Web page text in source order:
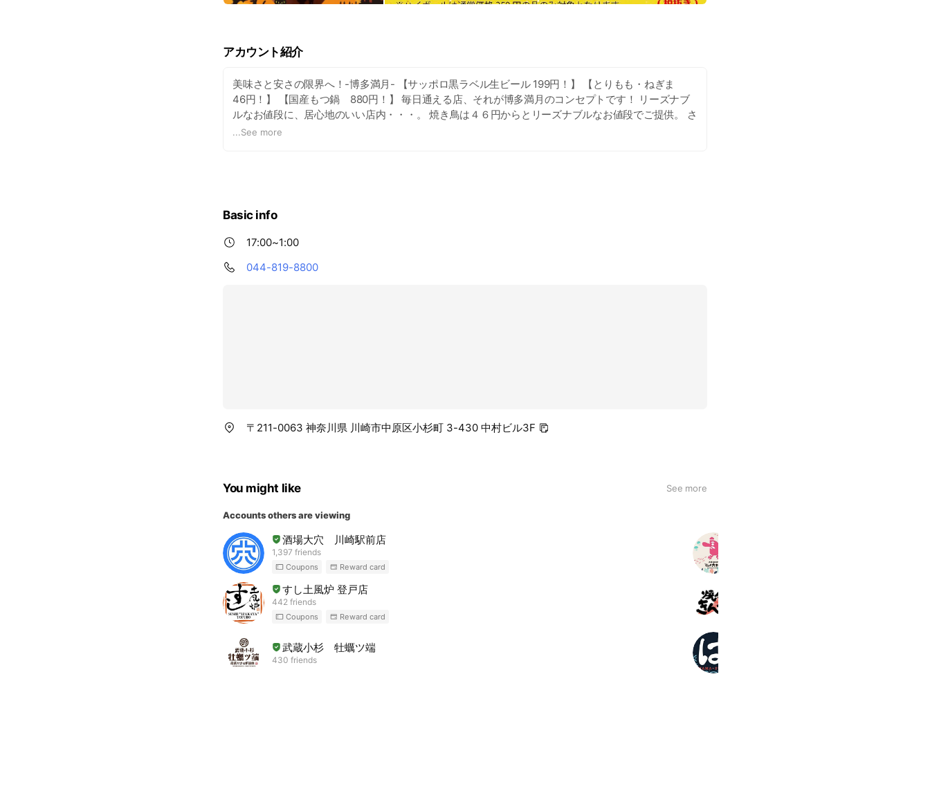
アカウント紹介
美味さと安さの限界へ！-博多満月- 【サッポロ黒ラベル生ビール 199円！】 【とりもも・ねぎま
46円！】 【国産もつ鍋 880円！】 毎日通える店、それが博多満月のコンセプトです！ リーズナブ
ルなお値段に、居心地のいい店内・・・。 焼き鳥は４６円からとリーズナブルなお値段でご提供。 さ
らにビールが１９９円！ こだわりの厳選素材を使ったもつ鍋は味噌・しょうゆ・塩の３種類から お好
...See more
Basic info
17:00~1:00
044-819-8800
〒211-0063 神奈川県 川崎市中原区小杉町 3-430 中村ビル3F
You might like See more
Accounts others are viewing
酒場大穴 川崎駅前店
1,397 friends
Coupons Reward card
すし土風炉 登戸店
442 friends
Coupons Reward card
武蔵小杉 牡蠣ツ端
430 friends